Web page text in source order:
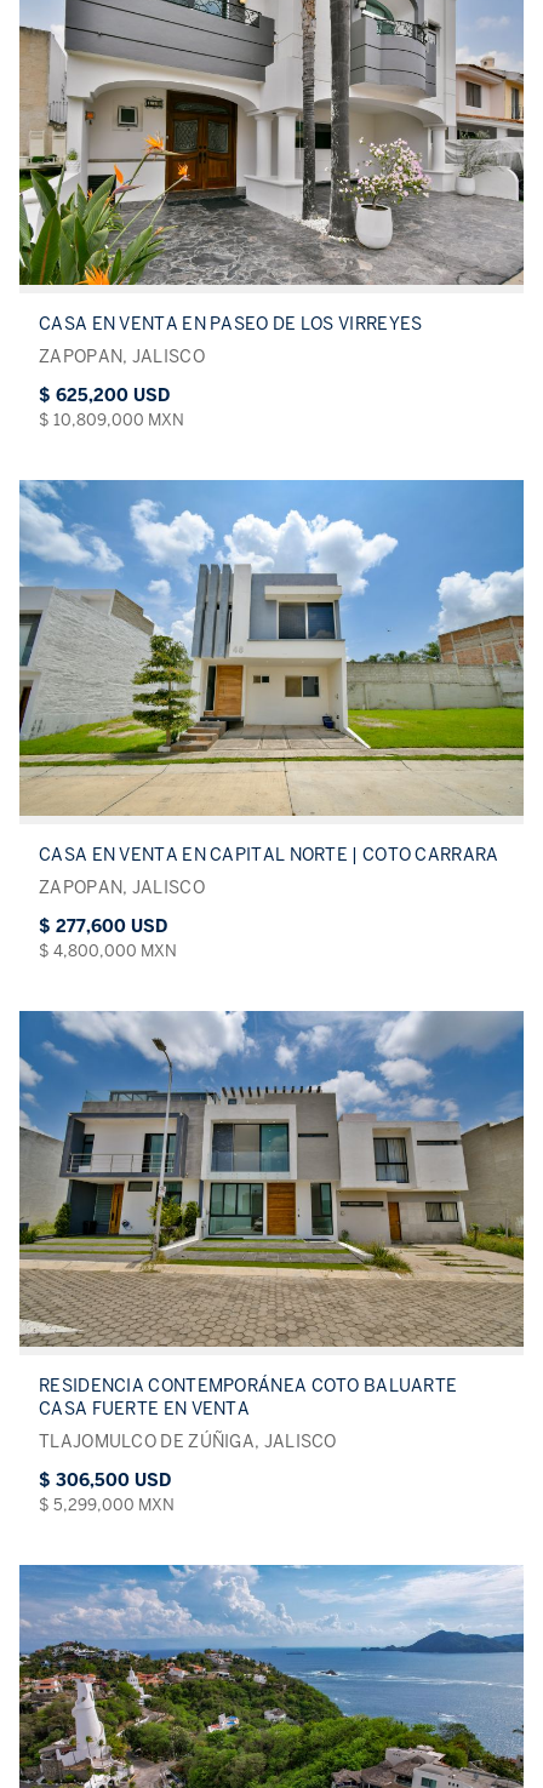
CASA EN VENTA EN PASEO DE LOS VIRREYES
ZAPOPAN, JALISCO
$ 625,200 USD
$ 10,809,000 MXN
CASA EN VENTA EN CAPITAL NORTE | COTO CARRARA
ZAPOPAN, JALISCO
$ 277,600 USD
$ 4,800,000 MXN
RESIDENCIA CONTEMPORÁNEA COTO BALUARTE
CASA FUERTE EN VENTA
TLAJOMULCO DE ZÚÑIGA, JALISCO
$ 306,500 USD
$ 5,299,000 MXN